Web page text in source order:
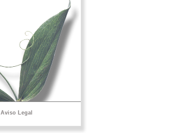
Aviso Legal